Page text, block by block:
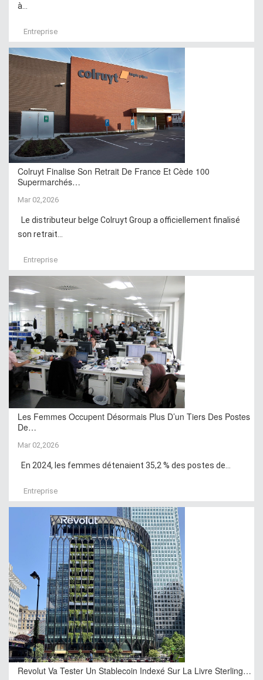
à...
Entreprise
Colruyt Finalise Son Retrait De France Et Cède 100
Supermarchés…
Mar 02,2026
Le distributeur belge Colruyt Group a officiellement finalisé
son retrait...
Entreprise
Les Femmes Occupent Désormais Plus D’un Tiers Des Postes
De…
Mar 02,2026
En 2024, les femmes détenaient 35,2 % des postes de...
Entreprise
Revolut Va Tester Un Stablecoin Indexé Sur La Livre Sterling…